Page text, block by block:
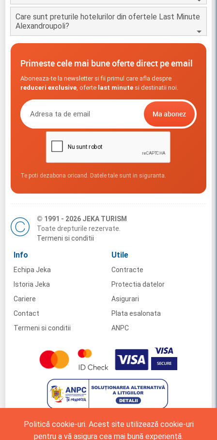
Politică cookie-uri. Acest site utilizează cookie-uri
pentru a vă asigura cea mai bună experiență.
Care sunt preturile hotelurilor din ofertele Last Minute
Alexandroupoli?
Primeste cele mai bune oferte direct pe email
Aboneaza-te la newsletter si fii primul care afla despre
reduceri exclusive, oferte last minutesi destinatii noi.
Te poti dezabona oricand. Datele tale sunt in siguranta.
© 1991 - 2026 JEKA TURISM
Toate drepturile rezervate.
Termeni si conditii
Info
Echipa Jeka
Istoria Jeka
Cariere
Contact
Termeni si conditii
Utile
Contracte
Protectia datelor
Asigurari
Plata esalonata
ANPC